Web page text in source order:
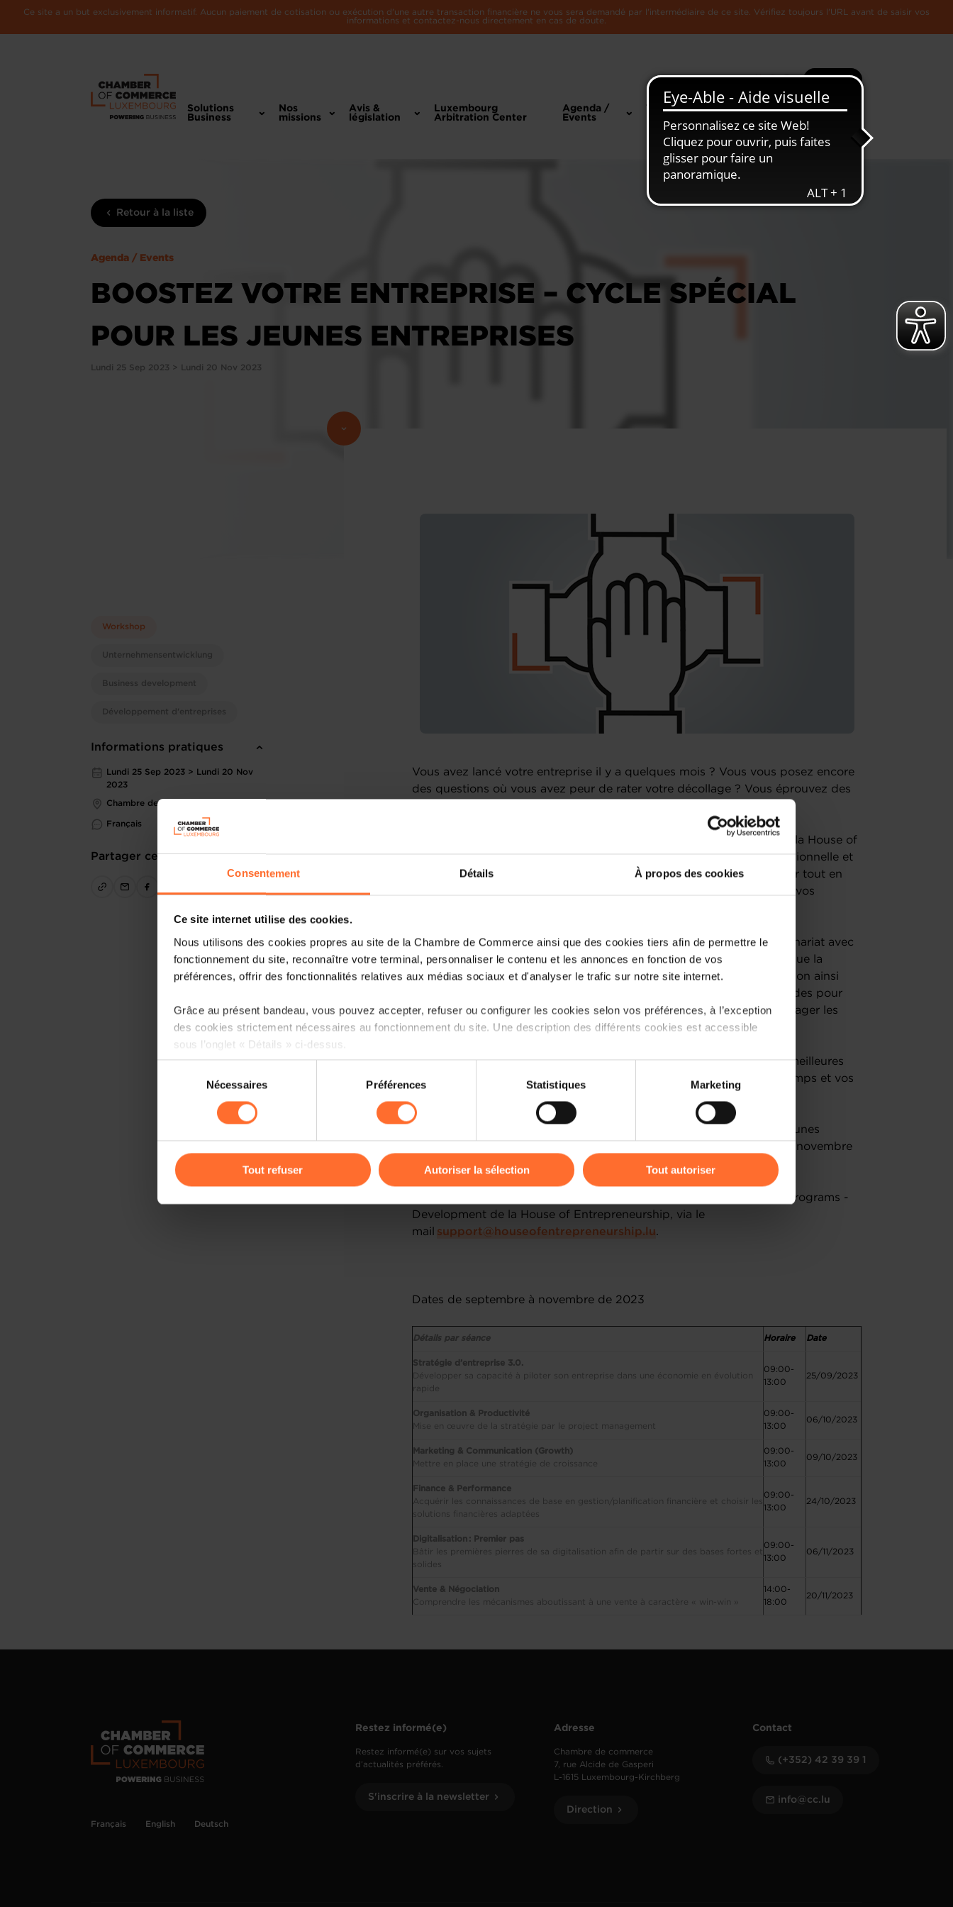
Consentement Détails À propos des cookies
Ce site internet utilise des cookies.
Nous utilisons des cookies propres au site de la Chambre de Commerce ainsi que des cookies tiers afin de permettre le
fonctionnement du site, reconnaître votre terminal, personnaliser le contenu et les annonces en fonction de vos
préférences, offrir des fonctionnalités relatives aux médias sociaux et d'analyser le trafic sur notre site internet.
Grâce au présent bandeau, vous pouvez accepter, refuser ou configurer les cookies selon vos préférences, à l’exception
des cookies strictement nécessaires au fonctionnement du site. Une description des différents cookies est accessible
sous l’onglet « Détails » ci-dessus.
Il est précisé que la navigation sur le site et certaines fonctionnalités (ex : lecture de vidéos, partage sur les réseaux
sociaux, sauvegarde des préférences de lecture vidéo, personnalisation de l’affichage du site) peuvent être affectées en
cas de refus de tous les cookies ou des cookies non nécessaires.
gauche de chaque page.
Charte d’usage des cookieset notrePolitique de protection des données
consentement
Nécessaires Préférences Statistiques Marketing
Tout refuser Autoriser la sélection Tout autoriser
Ce site a un but exclusivement informatif. Aucun paiement de cotisation ou exécution d'une autre transaction financière ne vous sera demandé par l'intermédiaire de ce site. Vérifiez toujours l'URL avant de saisir vos
informations et contactez-nous directement en cas de doute.
Recherche Plus
Solutions
Business
Nos
missions
Avis &
législation
Luxembourg
Arbitration Center
Agenda /
Events
Toute
L'Economie
Retour à la liste
Agenda / Events
BOOSTEZ VOTRE ENTREPRISE – CYCLE SPÉCIAL
POUR LES JEUNES ENTREPRISES
Lundi 25 Sep 2023 > Lundi 20 Nov 2023
Workshop
Unternehmensentwicklung
Business development
Développement d'entreprises
Informations pratiques
Lundi 25 Sep 2023 > Lundi 20 Nov
2023
Chambre de Commerce
Français
Partager cet article
Vous avez lancé votre entreprise il y a quelques mois ? Vous vous posez encore
des questions où vous avez peur de rater votre décollage ? Vous éprouvez des
Si vous souhaitez développer, optimiser ou redresser votre business, la House of
Entrepreneurship vous aide à faire le point sur votre situation professionnelle et
à déterminer les actions prioritaires à mettre en place pour progresser tout en
vous proposant un accompagnement sur mesure afin de concrétiser vos
Grâce à ces ateliers de coaching collectif gratuits, organisés en partenariat avec
la House of Training et abordant des thématiques essentielles telles que la
stratégie d’entreprise, le marketing et la communication, la digitalisation ainsi
que la vente et la négociation, vous pourrez bâtir des fondations solides pour
votre entreprise et échanger avec d’autres entrepreneurs afin de partager les
challenges auxquels vous faites face.
Les différents intervenants vous aideront à trouver vous-mêmes les meilleures
solutions, à partager des feedbacks tout en gérant au mieux votre temps et vos
Le prochain cycle de formation "Boostez votre entreprise – spécial jeunes
entreprises" démarrera le 25 septembre et s'étalera jusqu’au mois de novembre
de 2023.
En cas d'intérêt, merci de contacter dès que possible l'équipe SME Programs -
Development de la House of Entrepreneurship, via le
mail support@houseofentrepreneurship.lu.
Dates de septembre à novembre de 2023
Détails par séance Horaire Date
Stratégie d’entreprise 3.0.
Développer sa capacité à piloter son entreprise dans une économie en évolution
rapide
09:00-
13:00
25/09/2023
Organisation & Productivité
Mise en œuvre de la stratégie par le project management
09:00-
13:00
06/10/2023
Marketing & Communication (Growth)
Mettre en place une stratégie de croissance
09:00-
13:00
09/10/2023
Finance & Performance
Acquérir les connaissances de base en gestion/planification financière et choisir les
solutions financières adaptées
09:00-
13:00
24/10/2023
Digitalisation : Premier pas
Bâtir les premières pierres de sa digitalisation afin de partir sur des bases fortes et
solides
09:00-
13:00
06/11/2023
Vente & Négociation
Comprendre les mécanismes aboutissant à une vente à caractère « win-win »
14:00-
18:00
20/11/2023
Français English Deutsch
Restez informé(e)
Restez informé(e) sur vos sujets
d’actualités préférés.
S'inscrire à la newsletter
Adresse
Chambre de commerce
7, rue Alcide de Gasperi
L-1615 Luxembourg-Kirchberg
Direction
Contact
(+352) 42 39 39 1
info@cc.lu